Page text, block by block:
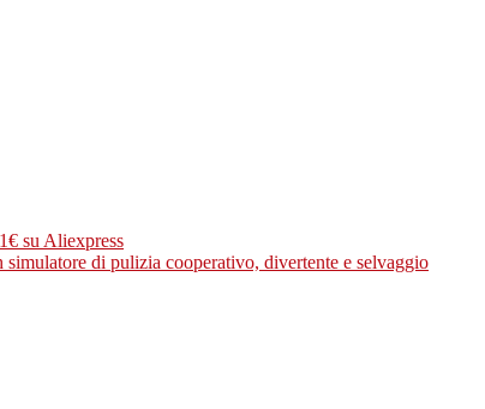
su Aliexpress
di pulizia cooperativo, divertente e selvaggio